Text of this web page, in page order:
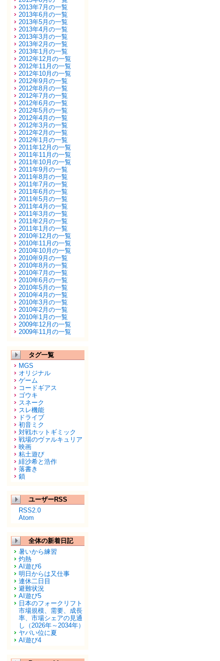
2013年7月の一覧
2013年6月の一覧
2013年5月の一覧
2013年4月の一覧
2013年3月の一覧
2013年2月の一覧
2013年1月の一覧
2012年12月の一覧
2012年11月の一覧
2012年10月の一覧
2012年9月の一覧
2012年8月の一覧
2012年7月の一覧
2012年6月の一覧
2012年5月の一覧
2012年4月の一覧
2012年3月の一覧
2012年2月の一覧
2012年1月の一覧
2011年12月の一覧
2011年11月の一覧
2011年10月の一覧
2011年9月の一覧
2011年8月の一覧
2011年7月の一覧
2011年6月の一覧
2011年5月の一覧
2011年4月の一覧
2011年3月の一覧
2011年2月の一覧
2011年1月の一覧
2010年12月の一覧
2010年11月の一覧
2010年10月の一覧
2010年9月の一覧
2010年8月の一覧
2010年7月の一覧
2010年6月の一覧
2010年5月の一覧
2010年4月の一覧
2010年3月の一覧
2010年2月の一覧
2010年1月の一覧
2009年12月の一覧
2009年11月の一覧
タグ一覧
MGS
オリジナル
ゲーム
コードギアス
ゴウキ
スネーク
スレ機能
ドライブ
初音ミク
対戦ホットギミック
戦場のヴァルキュリア
映画
粘土遊び
緋沙希と浩作
落書き
鎖
ユーザーRSS
RSS2.0
Atom
全体の新着日記
暑いから練習
灼熱
AI遊び6
明日からは又仕事
連休二日目
避難状況
AI遊び5
日本のフォークリフト
市場規模、需要、成長
率、市場シェアの見通
し（2026年～2034年）
ヤバい位に夏
AI遊び4